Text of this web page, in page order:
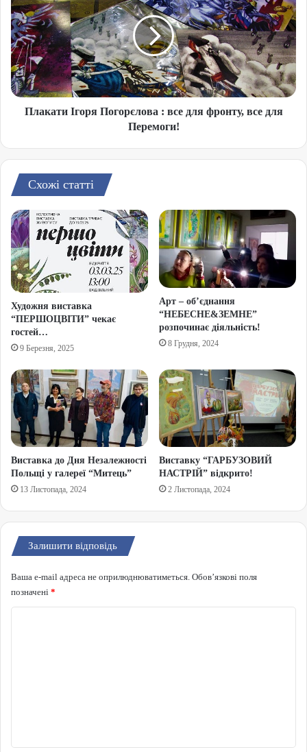
Плакати Ігоря Погорєлова : все для фронту, все для
Перемоги!
Схожі статті
Художня виставка
“ПЕРШОЦВІТИ” чекає
гостей…
9 Березня, 2025
Арт – об’єднання
“НЕБЕСНЕ&ЗЕМНЕ”
розпочинає діяльність!
8 Грудня, 2024
Виставка до Дня Незалежності
Польщі у галереї “Митець”
13 Листопада, 2024
Виставку “ГАРБУЗОВИЙ
НАСТРІЙ” відкрито!
2 Листопада, 2024
Залишити відповідь
Ваша e-mail адреса не оприлюднюватиметься. Обов’язкові поля
позначені *